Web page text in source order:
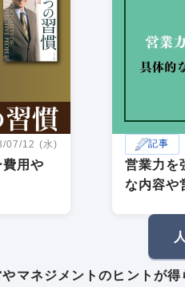
07/12 (水)
費用や
記事
営業力を
な内容や
マネジメントのヒントが得